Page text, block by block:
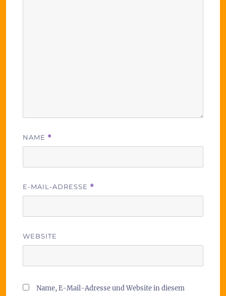
NAME *
E-MAIL-ADRESSE *
WEBSITE
Name, E-Mail-Adresse und Website in diesem